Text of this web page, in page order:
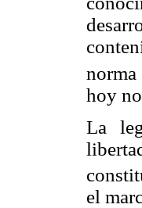
hoy
La
el